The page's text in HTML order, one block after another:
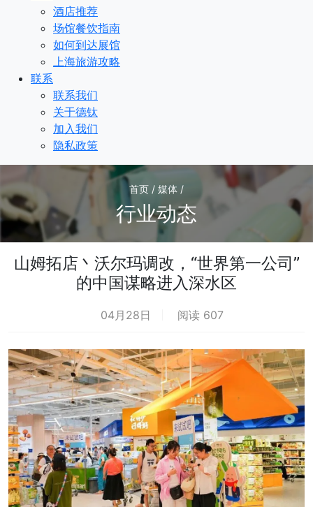
酒店推荐
场馆餐饮指南
如何到达展馆
上海旅游攻略
联系
联系我们
关于德钛
加入我们
隐私政策
首页 / 媒体 /
行业动态
山姆拓店丶沃尔玛调改，“世界第一公司”
的中国谋略进入深水区
04月28日 阅读 607